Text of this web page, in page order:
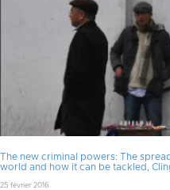
The new criminal powers: The
world and how it can be tackled,
25 février 2016